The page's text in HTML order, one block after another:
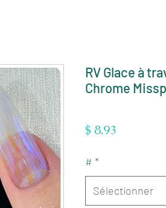
RV Glace à
Chrome
$ 8.93
# *
Sélectionner